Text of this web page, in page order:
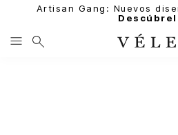
Artisan Gang: Nuevos